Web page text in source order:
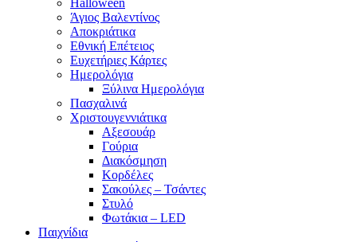
Halloween
Άγιος Βαλεντίνος
Αποκριάτικα
Εθνική Επέτειος
Ευχετήριες Κάρτες
Ημερολόγια
Ξύλινα Ημερολόγια
Πασχαλινά
Χριστουγεννιάτικα
Αξεσουάρ
Γούρια
Διακόσμηση
Κορδέλες
Σακούλες – Τσάντες
Στυλό
Φωτάκια – LED
Παιχνίδια